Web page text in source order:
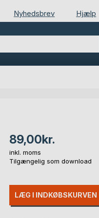
Nyhedsbrev Hjælp
89,00kr.
inkl. moms
Tilgængelig som download
LÆG I INDKØBSKURVEN